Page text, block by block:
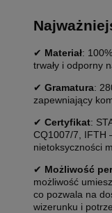
✔ Materiał:
trwały i odporny
✔ Gramatura:
zapewniający
✔ Certyfikat:
CQ1007/7, IFTH
nietoksyczności
✔ Możliwość
możliwość
co pozwala na
wizerunku i